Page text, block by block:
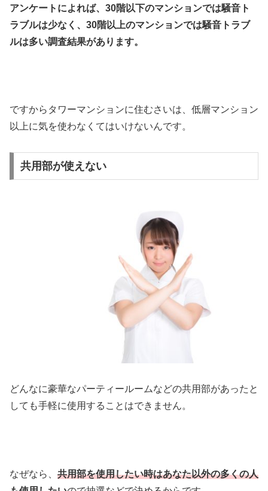
アンケートによれば、30階以下のマンションでは騒音ト
ラブルは少なく、30階以上のマンションでは騒音トラブ
ルは多い調査結果があります。
ですからタワーマンションに住むさいは、低層マンション
以上に気を使わなくてはいけないんです。
共用部が使えない
どんなに豪華なパーティールームなどの共用部があったと
しても手軽に使用することはできません。
なぜなら、 共用部を使用したい時はあなた以外の多くの人